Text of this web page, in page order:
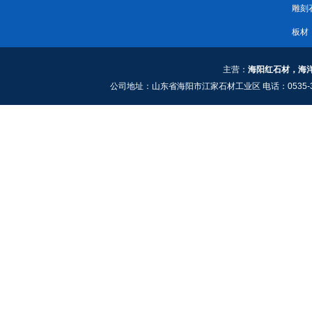
雕刻
板材
主营： 海阳红石材，海
公司地址：山东省海阳市江家石材工业区 电话：